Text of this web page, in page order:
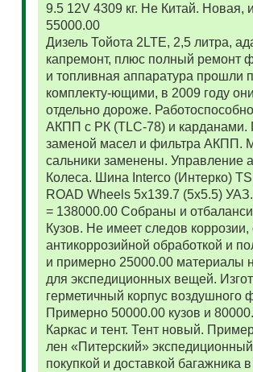
9.5 12V 4309 кг. Не Китай. Новая,
55000.00
Дизель Тойота 2LTE, 2,5 литра,
капремонт, плюс полный ремонт
и топливная аппаратура прошли
комплекту-ющими, в 2009 году
отдельно дороже.
АКПП с РК (TLC-78) и
заменой масел и фильтра АКПП.
сальники заменены. Управление
Колеса. Шина Interco (Интерко)
ROAD Wheels 5x139.7 (5x5.5)
= 138000.00 Собраны и
Кузов. Не имеет следов
антикоррозийной обработкой и
и примерно 25000.00 материалы
для экспедиционных вещей.
герметичный корпус воздушного
Примерно 50000.00 кузов и
Каркас и тент. Тент новый.
лен «Питерский»
покупкой и доставкой багажника